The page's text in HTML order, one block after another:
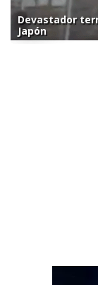
Devastador
Japón